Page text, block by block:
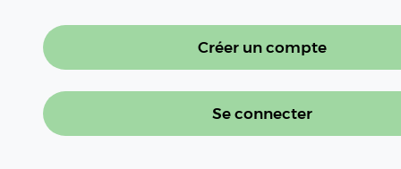
Créer un compte
Se connecter